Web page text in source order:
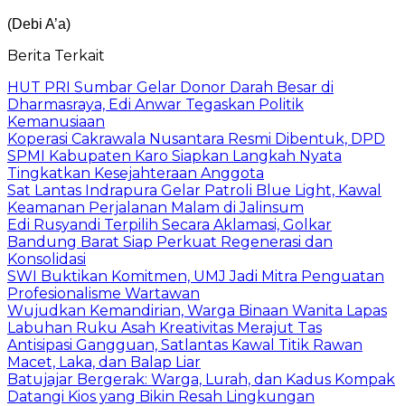
(Debi A’a)
Berita Terkait
HUT PRI Sumbar Gelar Donor Darah Besar di
Dharmasraya, Edi Anwar Tegaskan Politik
Kemanusiaan
Koperasi Cakrawala Nusantara Resmi Dibentuk, DPD
SPMI Kabupaten Karo Siapkan Langkah Nyata
Tingkatkan Kesejahteraan Anggota
Sat Lantas Indrapura Gelar Patroli Blue Light, Kawal
Keamanan Perjalanan Malam di Jalinsum
Edi Rusyandi Terpilih Secara Aklamasi, Golkar
Bandung Barat Siap Perkuat Regenerasi dan
Konsolidasi
SWI Buktikan Komitmen, UMJ Jadi Mitra Penguatan
Profesionalisme Wartawan
Wujudkan Kemandirian, Warga Binaan Wanita Lapas
Labuhan Ruku Asah Kreativitas Merajut Tas
Antisipasi Gangguan, Satlantas Kawal Titik Rawan
Macet, Laka, dan Balap Liar
Batujajar Bergerak: Warga, Lurah, dan Kadus Kompak
Datangi Kios yang Bikin Resah Lingkungan